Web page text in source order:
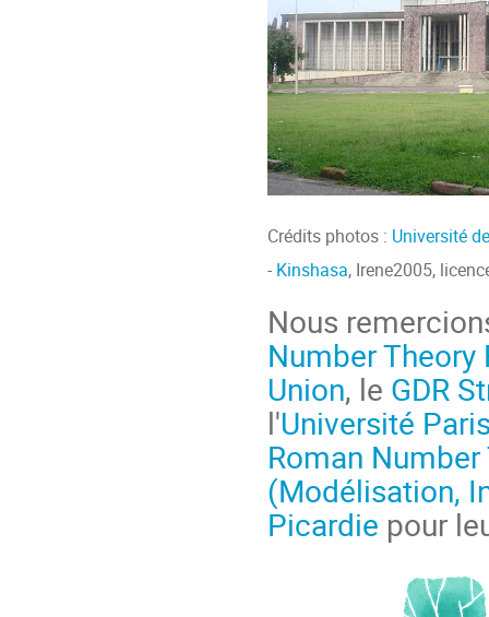
Crédits photos : Université
- Kinshasa, Irene2005,
Nous
Number Theory
Union, le GDR
l'Université
Roman
(Modélisation,
Picardie pour